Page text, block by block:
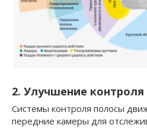
2. Улучшение
Системы контроля полосы
передние камеры для